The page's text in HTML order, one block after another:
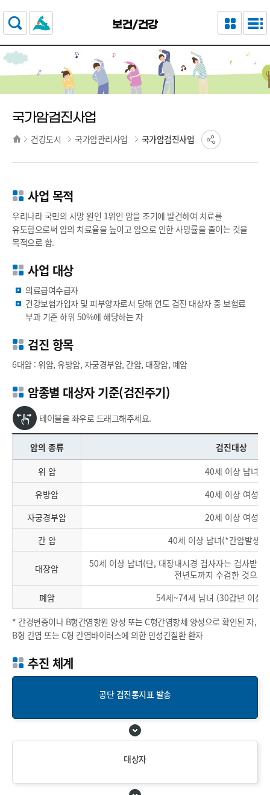
주요 메뉴로 건너뛰기
본문으로가기
보건/건강
국가암검진사업
건강도시 국가암관리사업 국가암검진사업
사업 목적
우리나라 국민의 사망 원인 1위인 암을 조기에 발견하여 치료를
유도함으로써 암의 치료율을 높이고 암으로 인한 사망률을 줄이는 것을
목적으로 함.
사업 대상
의료급여수급자
건강보험가입자 및 피부양자로서 당해 연도 검진 대상자 중 보험료
부과 기준 하위 50%에 해당하는 자
검진 항목
6대암 : 위암, 유방암, 자궁경부암, 간암, 대장암, 폐암
암종별 대상자 기준(검진주기)
테이블을 좌우로 드래그해주세요.
암의 종류
검진대상
위 암
40세 이상 남녀
유방암
40세 이상 여성
자궁경부암
20세 이상 여성
간 암
40세 이상 남녀(*간암발생
대장암
50세 이상 남녀(단, 대장내시경 검사자는 검사받은
전년도까지 수검한 것으로
폐암
54세~74세 남녀 (30갑년 이상
* 간경변증이나 B형간염항원 양성 또는 C형간염항체 양성으로 확인된 자,
B형 간염 또는 C형 간염바이러스에 의한 만성간질환 환자
추진 체계
공단 검진통지표 발송
대상자